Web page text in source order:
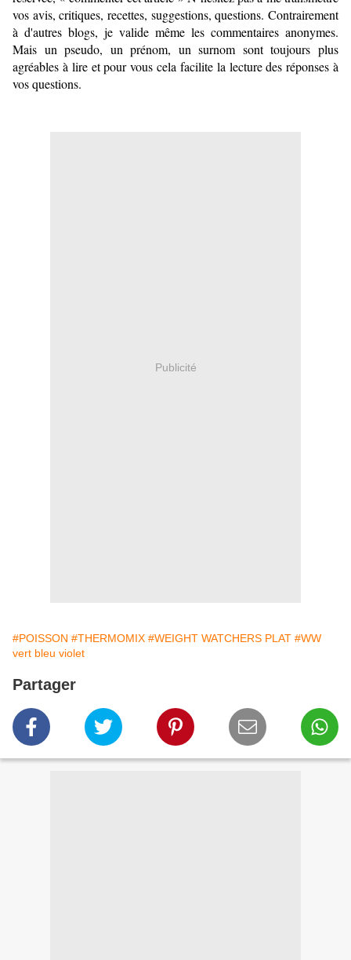
vos avis, critiques, recettes, suggestions, questions. Contrairement
à d'autres blogs, je valide même les commentaires anonymes.
Mais un pseudo, un prénom, un surnom sont toujours plus
agréables à lire et pour vous cela facilite la lecture des réponses à
vos questions.
Publicité
#POISSON #THERMOMIX #WEIGHT WATCHERS PLAT #WW
vert bleu violet
Partager